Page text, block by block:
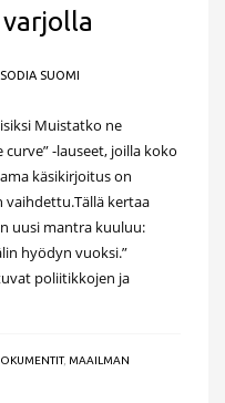
SUOMI
Muistatko ne
-lauseet, joilla koko
käsikirjoitus on
vaihdettu.Tällä kertaa
uusi mantra kuuluu:
hyödyn vuoksi.”
poliitikkojen ja
, MAAILMAN